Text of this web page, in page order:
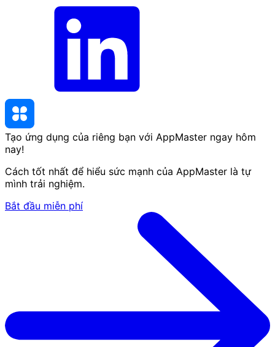
Tạo ứng dụng của riêng bạn với AppMaster ngay hôm
nay!
Cách tốt nhất để hiểu sức mạnh của AppMaster là tự
mình trải nghiệm.
Bắt đầu miễn phí